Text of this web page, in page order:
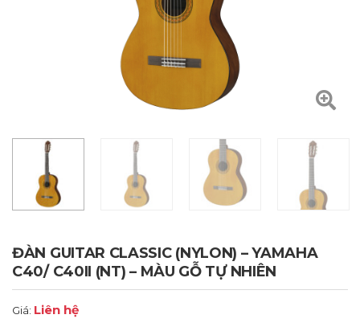
ĐÀN GUITAR CLASSIC (NYLON) – YAMAHA
C40/ C40II (NT) – MÀU GỖ TỰ NHIÊN
Giá: Liên hệ